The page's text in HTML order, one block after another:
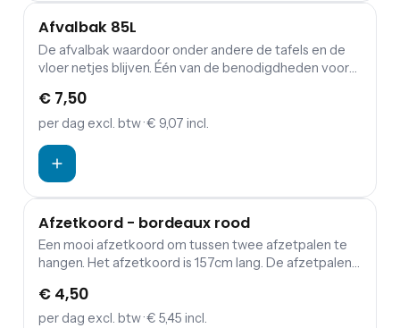
Afvalbak 85L
De afvalbak waardoor onder andere de tafels en de
vloer netjes blijven. Één van de benodigdheden voor
handige afvalbak met een inhoud van 85 liter is ideaal
en mag dan ook zeker niet ontbreken tijdens jouw
€ 7,50
per dag excl. btw· € 9,07 incl.
Afzetkoord - bordeaux rood
Een mooi afzetkoord om tussen twee afzetpalen te
hangen. Het afzetkoord is 157cm lang. De afzetpalen
maar vooral mooie binnenkomst op jouw evenement
bezorgen? Combineer de koorden en palen met een
€ 4,50
per dag excl. btw· € 5,45 incl.